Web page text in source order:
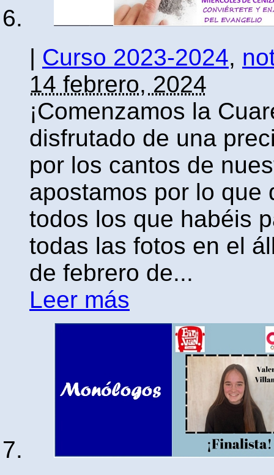
| Curso 2023-2024,
14 febrero, 2024
¡Comenzamos la
disfrutado de una
por los cantos de
apostamos por lo que
todos los que habéis
todas las fotos en el
de febrero de...
Leer más